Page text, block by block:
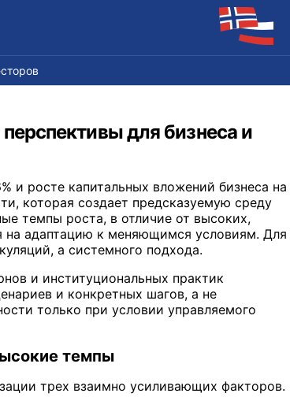
для бизнеса и
и росте капитальных вложений бизнеса на
которая создает предсказуемую среду
темпы роста, в отличие от высоких,
на адаптацию к меняющимся условиям. Для
а системного подхода.
и институциональных практик
и конкретных шагов, а не
только при условии управляемого
темпы
трех взаимно усиливающих факторов.